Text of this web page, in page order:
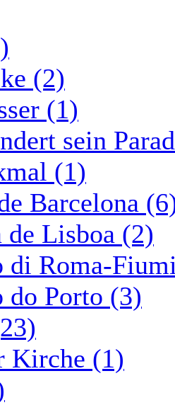
(2)
(1)
sein
(1)
Barcelona
de Lisboa (2)
di Roma-
do Porto (3)
Kirche (1)